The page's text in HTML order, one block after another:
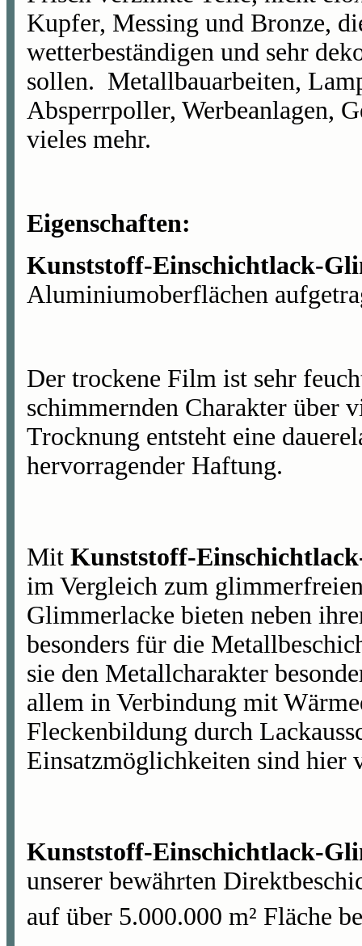
Kupfer, Messing und Bronze,
wetterbeständigen und sehr
sollen. Metallbauarbeiten,
Absperrpoller, Werbeanlagen,
vieles mehr.
Eigenschaften:
Kunststoff-Einschichtlack-
Aluminiumoberflächen
Der trockene Film ist sehr
schimmernden Charakter über
Trocknung entsteht eine
hervorragender Haftung.
Mit Kunststoff-
im Vergleich zum
Glimmerlacke bieten neben
besonders für die
sie den Metallcharakter
allem in Verbindung mit
Fleckenbildung durch
Einsatzmöglichkeiten sind hier
Kunststoff-Einschichtlack-
unserer bewährten
auf über 5.000.000 m² Fläche